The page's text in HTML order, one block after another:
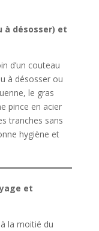
à désosser) et
d’un couteau
à désosser ou
le gras
pince en acier
tranches sans
hygiène et
et
la moitié du